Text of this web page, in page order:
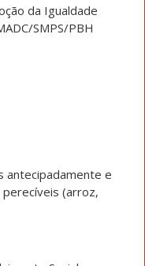
da Igualdade
SMPS/PBH
antecipadamente e
(arroz,